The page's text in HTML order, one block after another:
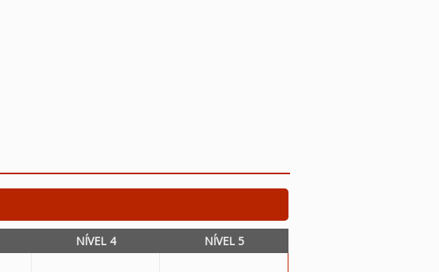
NÍVEL 4 NÍVEL 5